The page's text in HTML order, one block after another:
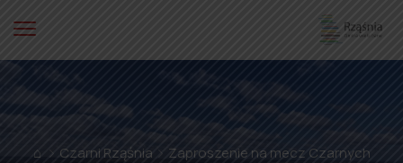
⌂ Czarni Rząśnia Zaproszenie na mecz Czarnych